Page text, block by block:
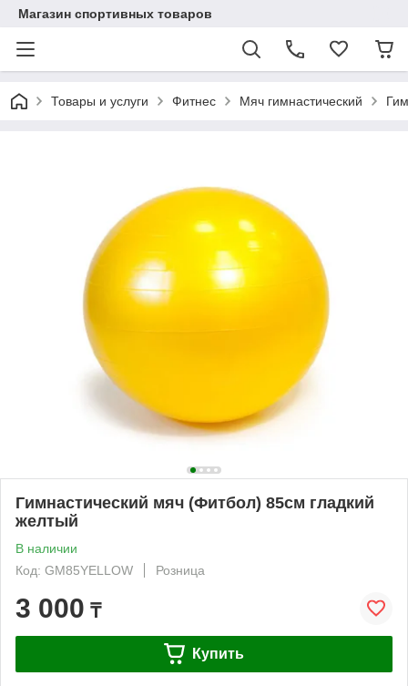
Магазин спортивных товаров
Товары и услуги Фитнес Мяч гимнастический
Гимнастический мяч (Фитбол) 85см гладкий
желтый
В наличии
Код: GM85YELLOW
Розница
3 000 ₸
Купить